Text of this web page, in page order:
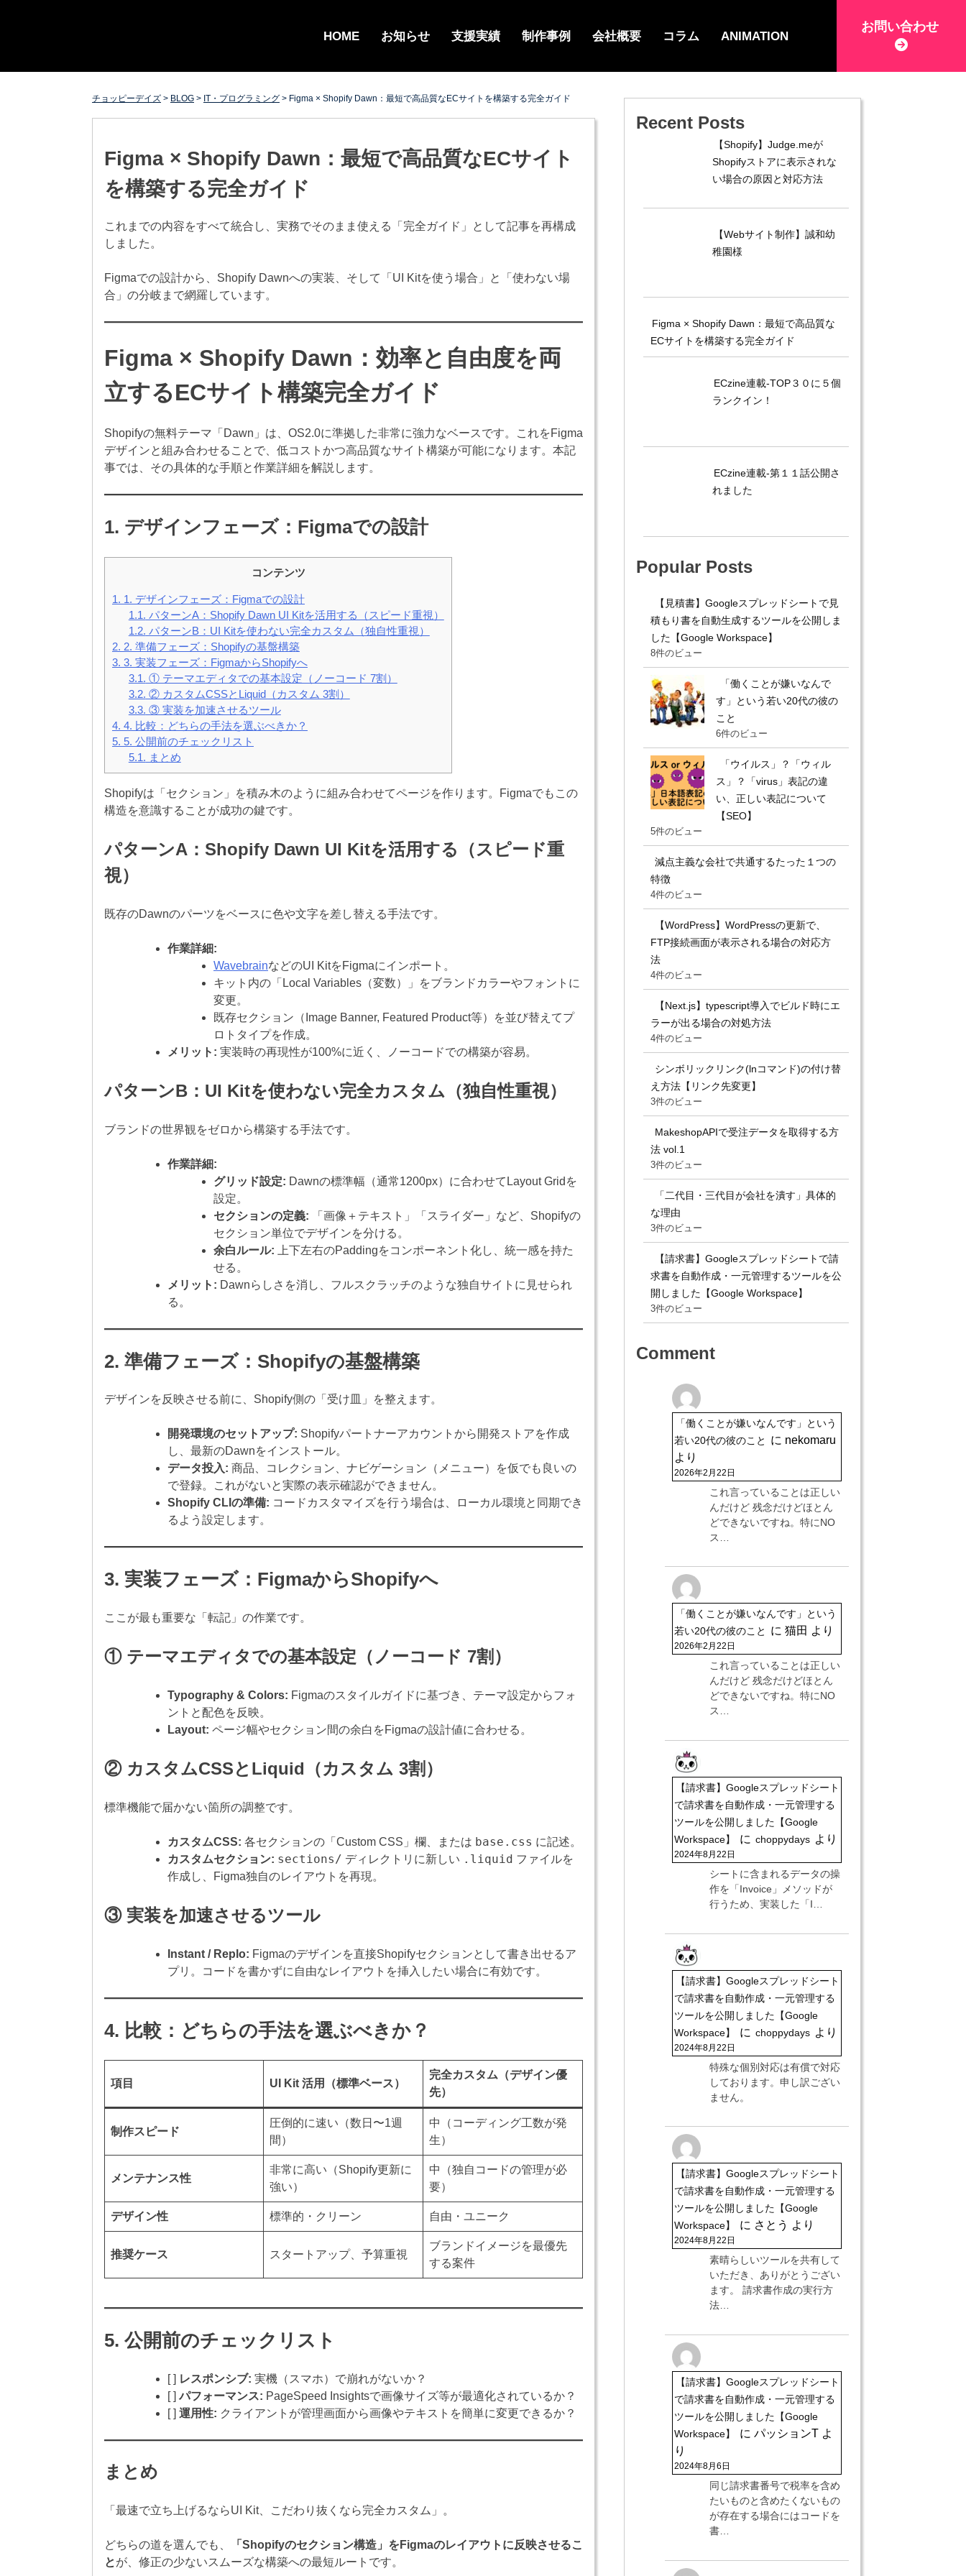
チング チョッピーデイズ ChoppyDays
HOME お知らせ 支援実績 制作事例 会社概要 コラム ANIMATION
お問い合わせ
チョッピーデイズ > BLOG > IT・プログラミング > Figma × Shopify Dawn：最短で高品質なECサイトを構築する完全ガイド
Figma × Shopify Dawn：最短で高品質なECサイト
を構築する完全ガイド
これまでの内容をすべて統合し、実務でそのまま使える「完全ガイド」として記事を再構成
しました。
Figmaでの設計から、Shopify Dawnへの実装、そして「UI Kitを使う場合」と「使わない場
合」の分岐まで網羅しています。
Figma × Shopify Dawn：効率と自由度を両
立するECサイト構築完全ガイド
Shopifyの無料テーマ「Dawn」は、OS2.0に準拠した非常に強力なベースです。これをFigma
デザインと組み合わせることで、低コストかつ高品質なサイト構築が可能になります。本記
事では、その具体的な手順と作業詳細を解説します。
1. デザインフェーズ：Figmaでの設計
コンテンツ
1. 1. デザインフェーズ：Figmaでの設計
1.1. パターンA：Shopify Dawn UI Kitを活用する（スピード重視）
1.2. パターンB：UI Kitを使わない完全カスタム（独自性重視）
2. 2. 準備フェーズ：Shopifyの基盤構築
3. 3. 実装フェーズ：FigmaからShopifyへ
3.1. ① テーマエディタでの基本設定（ノーコード 7割）
3.2. ② カスタムCSSとLiquid（カスタム 3割）
3.3. ③ 実装を加速させるツール
4. 4. 比較：どちらの手法を選ぶべきか？
5. 5. 公開前のチェックリスト
5.1. まとめ
Shopifyは「セクション」を積み木のように組み合わせてページを作ります。Figmaでもこの
構造を意識することが成功の鍵です。
パターンA：Shopify Dawn UI Kitを活用する（スピード重
視）
既存のDawnのパーツをベースに色や文字を差し替える手法です。
作業詳細:
WavebrainなどのUI KitをFigmaにインポート。
キット内の「Local Variables（変数）」をブランドカラーやフォントに
変更。
既存セクション（Image Banner, Featured Product等）を並び替えてプ
ロトタイプを作成。
メリット: 実装時の再現性が100%に近く、ノーコードでの構築が容易。
パターンB：UI Kitを使わない完全カスタム（独自性重視）
ブランドの世界観をゼロから構築する手法です。
作業詳細:
グリッド設定: Dawnの標準幅（通常1200px）に合わせてLayout Gridを
設定。
セクションの定義: 「画像＋テキスト」「スライダー」など、Shopifyの
セクション単位でデザインを分ける。
余白ルール: 上下左右のPaddingをコンポーネント化し、統一感を持た
せる。
メリット: Dawnらしさを消し、フルスクラッチのような独自サイトに見せられ
る。
2. 準備フェーズ：Shopifyの基盤構築
デザインを反映させる前に、Shopify側の「受け皿」を整えます。
開発環境のセットアップ: Shopifyパートナーアカウントから開発ストアを作成
し、最新のDawnをインストール。
データ投入: 商品、コレクション、ナビゲーション（メニュー）を仮でも良いの
で登録。これがないと実際の表示確認ができません。
Shopify CLIの準備: コードカスタマイズを行う場合は、ローカル環境と同期でき
るよう設定します。
3. 実装フェーズ：FigmaからShopifyへ
ここが最も重要な「転記」の作業です。
① テーマエディタでの基本設定（ノーコード 7割）
Typography & Colors: Figmaのスタイルガイドに基づき、テーマ設定からフォ
ントと配色を反映。
Layout: ページ幅やセクション間の余白をFigmaの設計値に合わせる。
② カスタムCSSとLiquid（カスタム 3割）
標準機能で届かない箇所の調整です。
カスタムCSS: 各セクションの「Custom CSS」欄、または base.css に記述。
カスタムセクション: sections/ ディレクトリに新しい .liquid ファイルを
作成し、Figma独自のレイアウトを再現。
③ 実装を加速させるツール
Instant / Replo: Figmaのデザインを直接Shopifyセクションとして書き出せるア
プリ。コードを書かずに自由なレイアウトを挿入したい場合に有効です。
4. 比較：どちらの手法を選ぶべきか？
項目 UI Kit 活用（標準ベース）
完全カスタム（デザイン優
先）
制作スピード
圧倒的に速い（数日〜1週
間）
中（コーディング工数が発
生）
メンテナンス性
非常に高い（Shopify更新に
強い）
中（独自コードの管理が必
要）
デザイン性 標準的・クリーン 自由・ユニーク
推奨ケース スタートアップ、予算重視
ブランドイメージを最優先
する案件
5. 公開前のチェックリスト
[ ] レスポンシブ: 実機（スマホ）で崩れがないか？
[ ] パフォーマンス: PageSpeed Insightsで画像サイズ等が最適化されているか？
[ ] 運用性: クライアントが管理画面から画像やテキストを簡単に変更できるか？
まとめ
「最速で立ち上げるならUI Kit、こだわり抜くなら完全カスタム」。
どちらの道を選んでも、
「Shopifyのセクション構造」をFigmaのレイアウトに反映させるこ
とが、修正の少ないスムーズな構築への最短ルートです。
Recent Posts
【Shopify】Judge.meが
Shopifyストアに表示されな
い場合の原因と対応方法
【Webサイト制作】誠和幼
稚園様
Figma × Shopify Dawn：最短で高品質な
ECサイトを構築する完全ガイド
ECzine連載-TOP３０に５個
ランクイン！
ECzine連載-第１１話公開さ
れました
Popular Posts
【見積書】Googleスプレッドシートで見
積もり書を自動生成するツールを公開しま
した【Google Workspace】
8件のビュー
「働くことが嫌いなんで
す」という若い20代の彼の
こと
6件のビュー
「ウイルス」？「ウィル
ス」？「virus」表記の違
い、正しい表記について
【SEO】
5件のビュー
減点主義な会社で共通するたった１つの
特徴
4件のビュー
【WordPress】WordPressの更新で、
FTP接続画面が表示される場合の対応方
法
4件のビュー
【Next.js】typescript導入でビルド時にエ
ラーが出る場合の対処方法
4件のビュー
シンボリックリンク(lnコマンド)の付け替
え方法【リンク先変更】
3件のビュー
MakeshopAPIで受注データを取得する方
法 vol.1
3件のビュー
「二代目・三代目が会社を潰す」具体的
な理由
3件のビュー
【請求書】Googleスプレッドシートで請
求書を自動作成・一元管理するツールを公
開しました【Google Workspace】
3件のビュー
Comment
「働くことが嫌いなんです」という
若い20代の彼のこと
に nekomaru
より
2026年2月22日
これ言っていることは正しい
んだけど 残念だけどほとん
どできないですね。特にNO
ス…
「働くことが嫌いなんです」という
若い20代の彼のこと
に 猫田 より
2026年2月22日
これ言っていることは正しい
んだけど 残念だけどほとん
どできないですね。特にNO
ス…
【請求書】Googleスプレッドシート
で請求書を自動作成・一元管理する
ツールを公開しました【Google
Workspace】
に choppydays より
2024年8月22日
シートに含まれるデータの操
作を「Invoice」メソッドが
行うため、実装した「I…
【請求書】Googleスプレッドシート
で請求書を自動作成・一元管理する
ツールを公開しました【Google
Workspace】
に choppydays より
2024年8月22日
特殊な個別対応は有償で対応
しております。申し訳ござい
ません。
【請求書】Googleスプレッドシート
で請求書を自動作成・一元管理する
ツールを公開しました【Google
Workspace】
に さとう より
2024年8月22日
素晴らしいツールを共有して
いただき、ありがとうござい
ます。 請求書作成の実行方
法…
【請求書】Googleスプレッドシート
で請求書を自動作成・一元管理する
ツールを公開しました【Google
Workspace】
に パッションT よ
り
2024年8月6日
同じ請求書番号で税率を含め
たいものと含めたくないもの
が存在する場合にはコードを
書…